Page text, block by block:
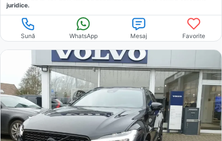
juridice.
Sună WhatsApp Mesaj Favorite